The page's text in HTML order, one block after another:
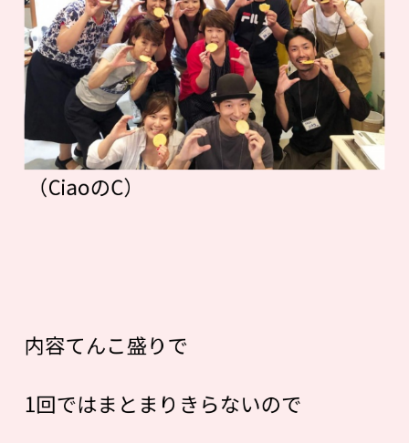
（CiaoのC）
内容てんこ盛りで
1回ではまとまりきらないので